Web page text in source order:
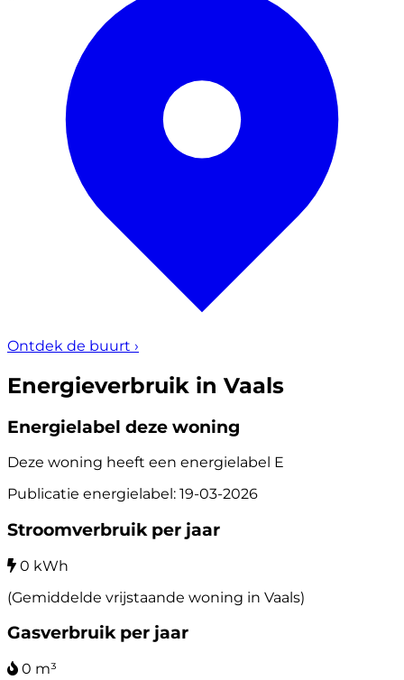
Ontdek de buurt ›
Energieverbruik in Vaals
Energielabel deze woning
Deze woning heeft een energielabel E
Publicatie energielabel: 19-03-2026
Stroomverbruik per jaar
0 kWh
(Gemiddelde vrijstaande woning in Vaals)
Gasverbruik per jaar
0 m³